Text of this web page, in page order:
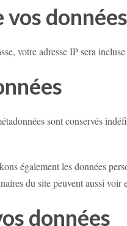
votre adresse IP sera
sont conservés
également les données
du site peuvent aussi
données